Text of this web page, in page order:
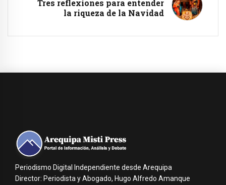
Tres reflexiones para entender
la riqueza de la Navidad
Periodismo Digital Independiente desde Arequipa
Director: Periodista y Abogado, Hugo Alfredo Amanque